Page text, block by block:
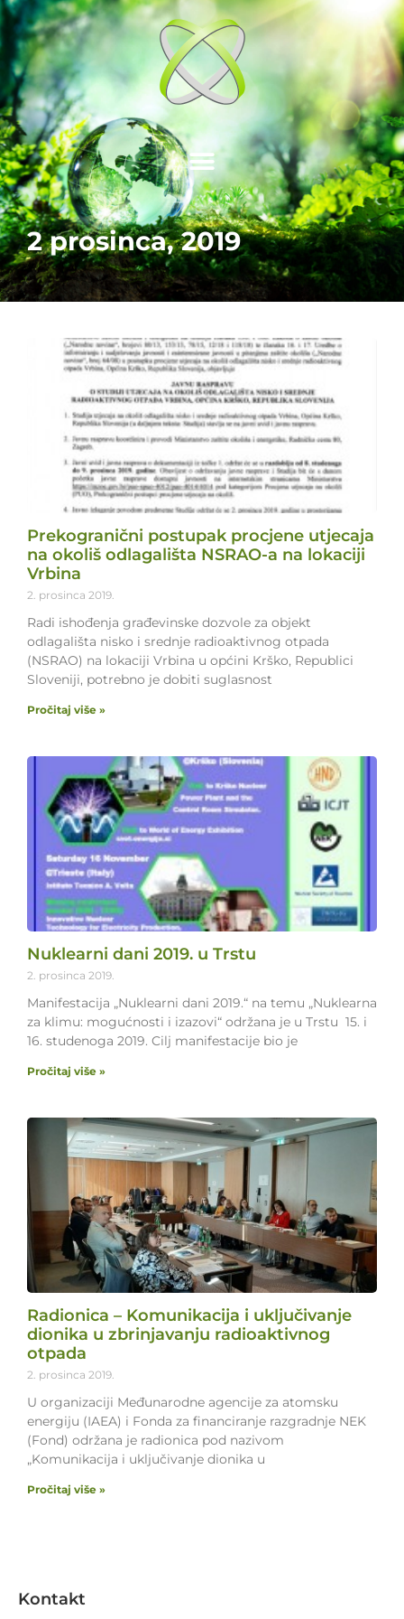
2 prosinca, 2019
Prekogranični postupak procjene utjecaja
na okoliš odlagališta NSRAO-a na lokaciji
Vrbina
2. prosinca 2019.
Radi ishođenja građevinske dozvole za objekt
odlagališta nisko i srednje radioaktivnog otpada
(NSRAO) na lokaciji Vrbina u općini Krško, Republici
Sloveniji, potrebno je dobiti suglasnost
Pročitaj više »
Nuklearni dani 2019. u Trstu
2. prosinca 2019.
Manifestacija „Nuklearni dani 2019.“ na temu „Nuklearna
za klimu: mogućnosti i izazovi“ održana je u Trstu 15. i
16. studenoga 2019. Cilj manifestacije bio je
Pročitaj više »
Radionica – Komunikacija i uključivanje
dionika u zbrinjavanju radioaktivnog
otpada
2. prosinca 2019.
U organizaciji Međunarodne agencije za atomsku
energiju (IAEA) i Fonda za financiranje razgradnje NEK
(Fond) održana je radionica pod nazivom
„Komunikacija i uključivanje dionika u
Pročitaj više »
Kontakt